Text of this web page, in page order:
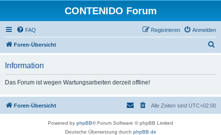
CONTENIDO Forum
FAQ Anmelden
Registrieren
Foren-Übersicht
Information
Das Forum ist wegen Wartungsarbeiten derzeit offline!
Foren-Übersicht Alle Zeiten sind UTC+02:00
Powered by phpBB® Forum Software © phpBB Limited
Deutsche Übersetzung durch phpBB.de